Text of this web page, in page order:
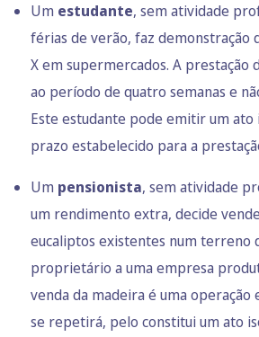
Um estudante, sem atividade
férias de verão, faz demonstração
X em supermercados. A prestação
ao período de quatro semanas e
Este estudante pode emitir um ato
prazo estabelecido para a
Um pensionista, sem atividade
um rendimento extra, decide
eucaliptos existentes num terreno
proprietário a uma empresa
venda da madeira é uma operação
se repetirá, pelo constitui um ato